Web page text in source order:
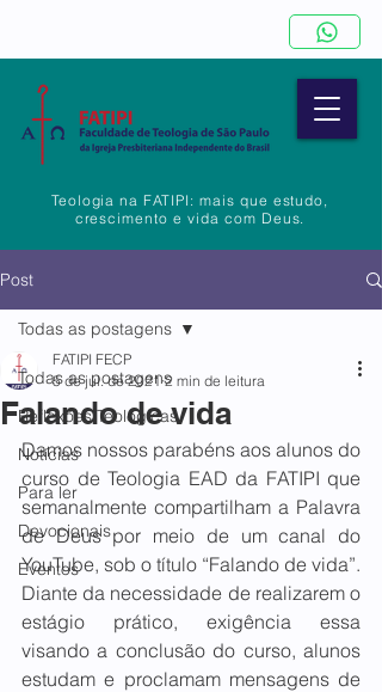
Teologia na FATIPI: mais que estudo,
crescimento e vida com Deus.
Post
Todas as postagens
Reflexões Teológicas
Notícias
Para ler
Devocionais
Eventos
Todas as postagens
Falando de vida
FATIPI FECP
5 de jul. de 2021 2 min de leitura
Damos nossos parabéns aos alunos do
curso de Teologia EAD da FATIPI que
semanalmente compartilham a Palavra
de Deus por meio de um canal do
Diante da necessidade de realizarem o
estágio prático, exigência essa
visando a conclusão do curso, alunos
estudam e proclamam mensagens de